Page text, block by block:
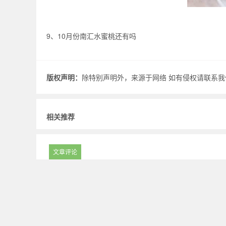
9、10月份南汇水蜜桃还有吗
版权声明： 除特别声明外，来源于网络 如有侵权请联系
相关推荐
文章评论